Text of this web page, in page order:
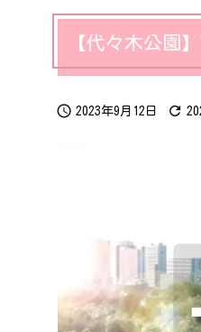
【代々木公園
 2023年9月12日 